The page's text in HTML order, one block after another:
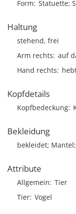
Form Statuette;
Haltung
stehend, frei
Arm rechts auf
Hand rechts
Kopfdetails
Kopfbedeckung
Bekleidung
bekleidet;
Attribute
Allgemein Tier
Tier Vogel